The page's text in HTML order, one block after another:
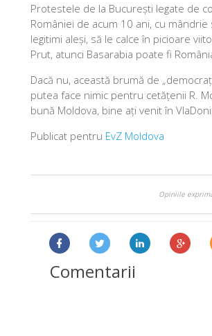
Protestele de la București legate de
României de acum 10 ani, cu
legitimi aleși, să le calce în picioare
Prut, atunci Basarabia poate fi
Dacă nu, această brumă de
putea face nimic pentru cetățenii R.
bună Moldova, bine ați venit în
Publicat pentru EvZ Moldova
Opiniile
Comentarii